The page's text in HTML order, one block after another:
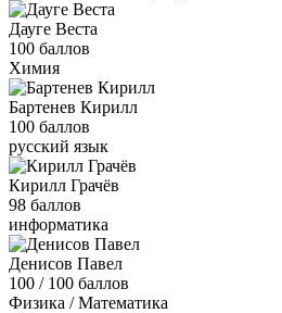
Дауге Веста
100 баллов
Химия
Бартенев Кирилл
100 баллов
русский язык
Кирилл Грачёв
98 баллов
информатика
Денисов Павел
100 / 100 баллов
Физика / Математика